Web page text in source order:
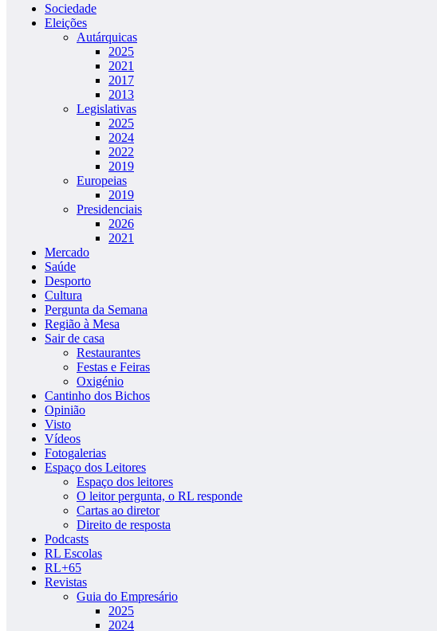
Sociedade
Eleições
Autárquicas
2025
2021
2017
2013
Legislativas
2025
2024
2022
2019
Europeias
2019
Presidenciais
2026
2021
Mercado
Saúde
Desporto
Cultura
Pergunta da Semana
Região à Mesa
Sair de casa
Restaurantes
Festas e Feiras
Oxigénio
Cantinho dos Bichos
Opinião
Visto
Vídeos
Fotogalerias
Espaço dos Leitores
Espaço dos leitores
O leitor pergunta, o RL responde
Cartas ao diretor
Direito de resposta
Podcasts
RL Escolas
RL+65
Revistas
Guia do Empresário
2025
2024